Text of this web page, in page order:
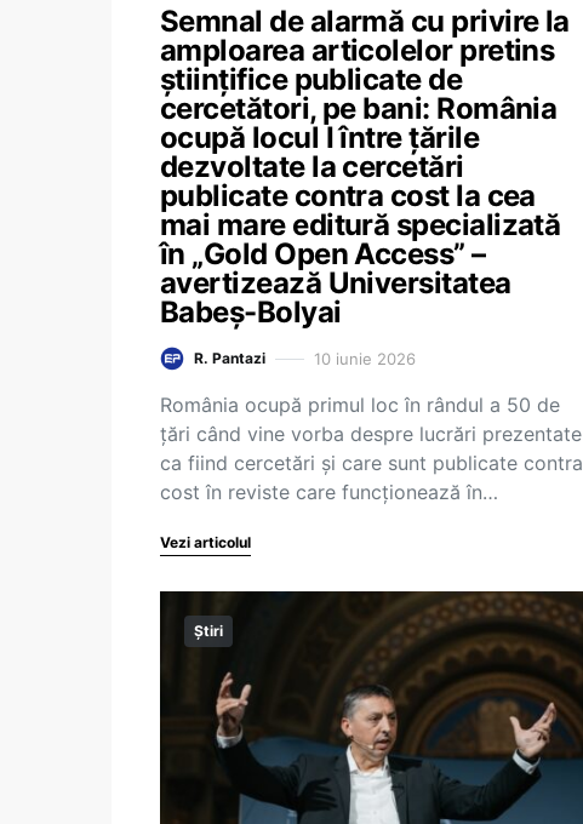
Semnal de alarmă cu privire la
amploarea articolelor pretins
științifice publicate de
cercetători, pe bani: România
ocupă locul I între țările
dezvoltate la cercetări
publicate contra cost la cea
mai mare editură specializată
în „Gold Open Access” –
avertizează Universitatea
Babeș-Bolyai
R. Pantazi 10 iunie 2026
România ocupă primul loc în rândul a 50 de
țări când vine vorba despre lucrări prezentate
ca fiind cercetări și care sunt publicate contra
cost în reviste care funcționează în…
Vezi articolul
Știri